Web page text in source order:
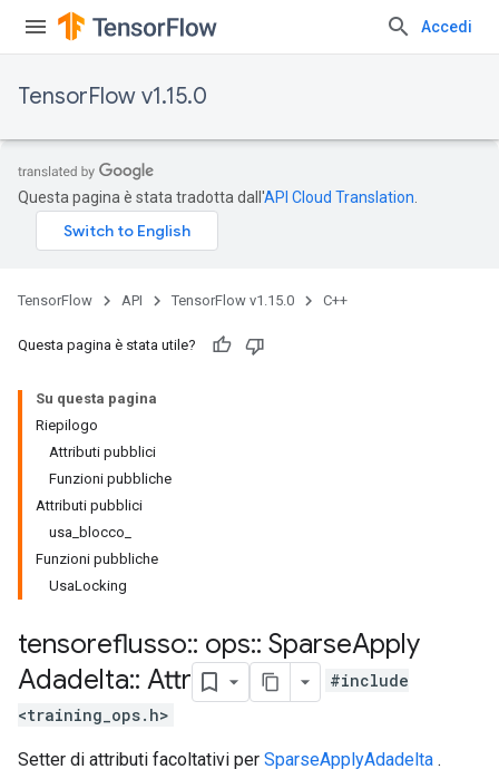
Accedi
TensorFlow v1.15.0
Questa pagina è stata tradotta dall'API Cloud Translation
TensorFlow API TensorFlow v1.15.0 C++
Questa pagina è stata utile?
Su questa pagina
Riepilogo
Attributi pubblici
Funzioni pubbliche
Attributi pubblici
usa_blocco_
Funzioni pubbliche
UsaLocking
tensoreflusso:: ops:: SparseApply
Adadelta:: Attr
#include
<training_ops.h>
Setter di attributi facoltativi per SparseApplyAdadelta .